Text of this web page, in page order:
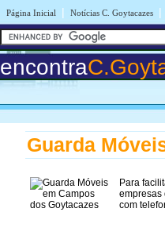
Página Inicial | Notícias C. Goytacazes |
encontra
Guarda
Para
empresas
com